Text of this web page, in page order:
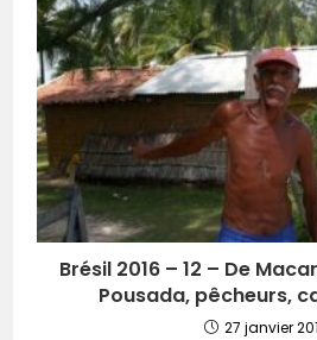
Brésil 2016 – 12 – De
Pousada, pêcheurs,
27 janvier